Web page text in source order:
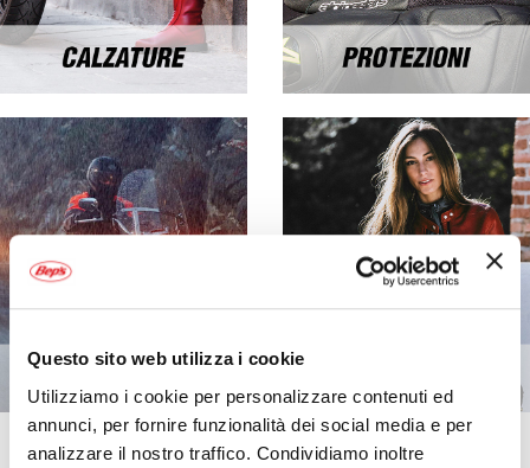
Questo sito web utilizza i cookie
Utilizziamo i cookie per personalizzare contenuti ed
annunci, per fornire funzionalità dei social media e per
analizzare il nostro traffico. Condividiamo inoltre